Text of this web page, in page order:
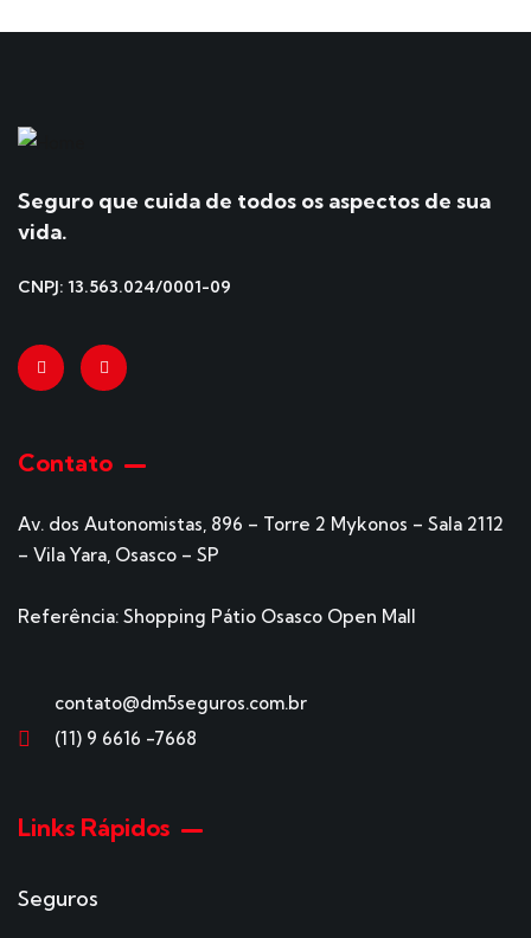
Seguro que cuida de todos os aspectos de sua
vida.
CNPJ: 13.563.024/0001-09
Contato
Av. dos Autonomistas, 896 – Torre 2 Mykonos – Sala 2112
– Vila Yara, Osasco – SP
Referência: Shopping Pátio Osasco Open Mall
contato@dm5seguros.com.br
(11) 9 6616 -7668
Links Rápidos
Seguros